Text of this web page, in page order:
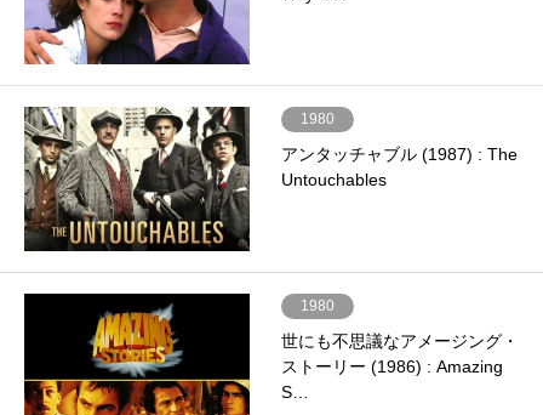
1980
アンタッチャブル (1987) : The
Untouchables
1980
世にも不思議なアメージング・
ストーリー (1986) : Amazing
S…